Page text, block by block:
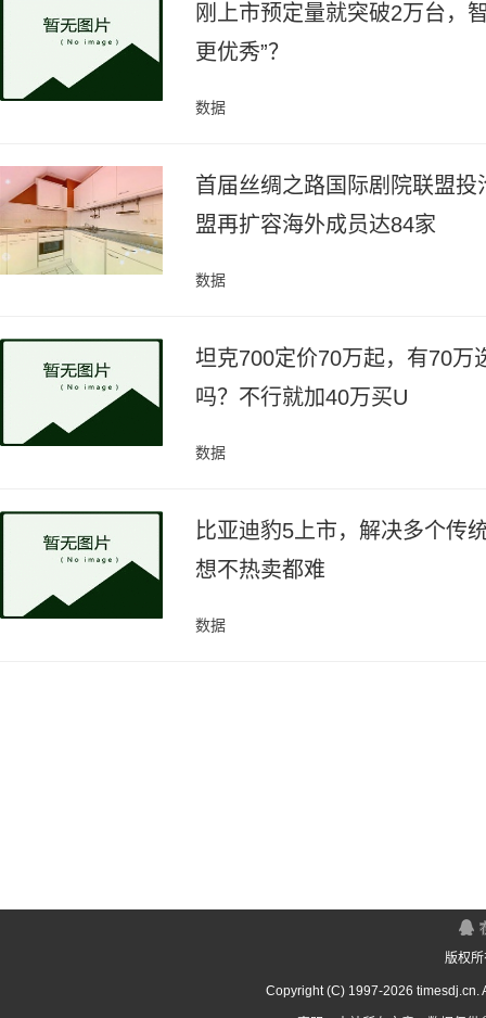
刚上市预定量就突破2万台，
更优秀”？
数据
首届丝绸之路国际剧院联盟投
盟再扩容海外成员达84家
数据
坦克700定价70万起，有70万
吗？不行就加40万买U
数据
比亚迪豹5上市，解决多个传
想不热卖都难
数据
版权
Copyright (C) 1997-2026